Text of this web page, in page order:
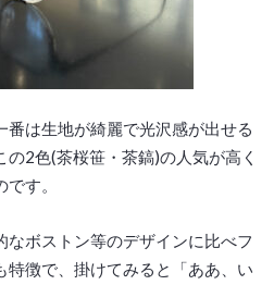
番は生地が綺麗で光沢感が出せる
2色(茶桜笹・茶鎬)の人気が高く
す。
なボストン等のデザインに比べフ
特徴で、掛けてみると「ああ、い